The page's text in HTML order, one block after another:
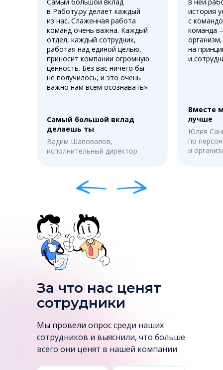
Самый большой вклад
делаешь ты
в Работу.ру делает каждый
из нас. Слаженная работа
команд очень важна. Каждый
отдел, каждый сотрудник,
работая над единой целью,
приносит компании огромную
ценность. Без вас ничего бы
не получилось, и это очень
важно нам всем осознавать».
Вадим Шаповалов,
исполнительный директор
Вместе
лучше
история
с
команда
на
и
Юлия
по
и
За что нас ценят
сотрудники
Мы провели опрос среди наших
сотрудников и выяснили, что больше
всего они ценят в нашей компании